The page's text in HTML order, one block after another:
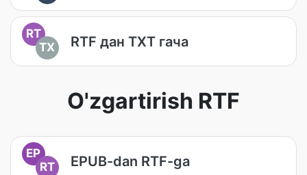
RT
TX
RTF дан TXT гача
O'zgartirish RTF
EP
RT
EPUB-dan RTF-ga